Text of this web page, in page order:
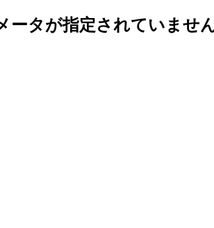
ータが指定されていませ